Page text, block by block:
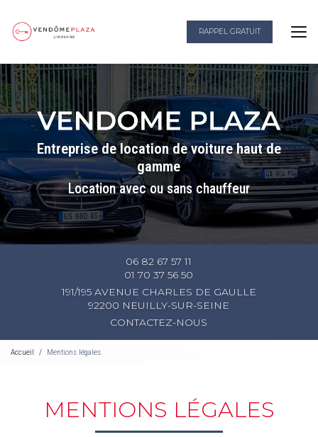
contenu
RAPPEL GRATUIT
Entreprise de location de voiture haut de
gamme
Location avec ou sans chauffeur
06 82 67 57 11
01 70 37 56 50
191/195 AVENUE CHARLES DE GAULLE
92200 NEUILLY-SUR-SEINE
CONTACTEZ-NOUS
Accueil Mentions légales
MENTIONS LÉGALES